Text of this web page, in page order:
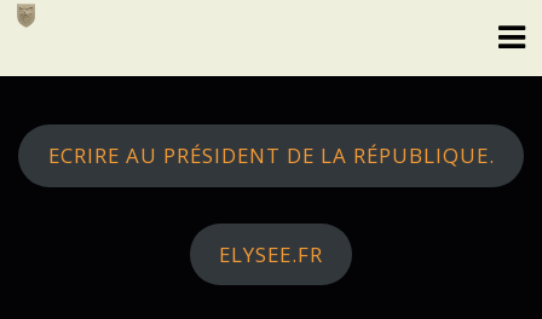
Skip
ECRIRE AU PRÉSIDENT DE LA RÉPUBLIQUE.
ELYSEE.FR